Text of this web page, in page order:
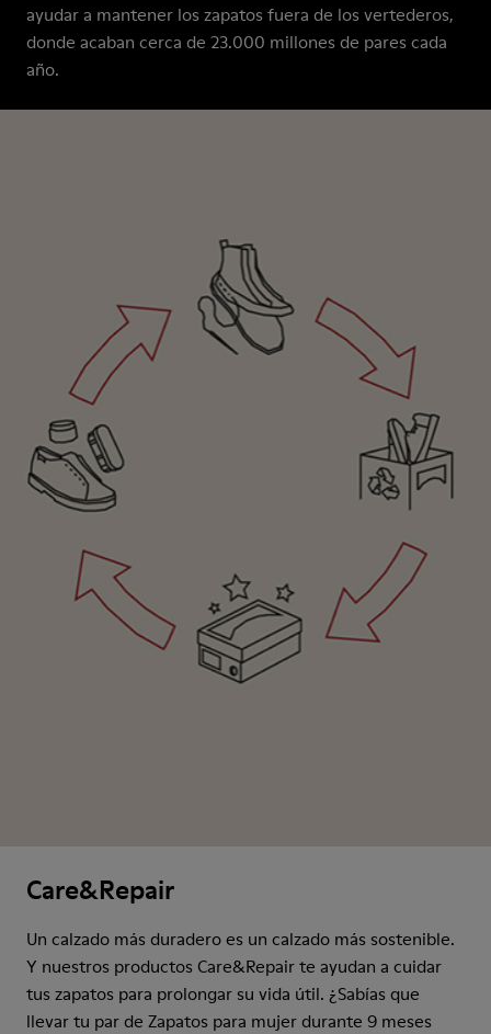
ayudar a mantener los zapatos fuera de los vertederos,
donde acaban cerca de 23.000 millones de pares cada
año.
Care&Repair
Un calzado más duradero es un calzado más sostenible.
Y nuestros productos Care&Repair te ayudan a cuidar
tus zapatos para prolongar su vida útil. ¿Sabías que
llevar tu par de Zapatos para mujer durante 9 meses